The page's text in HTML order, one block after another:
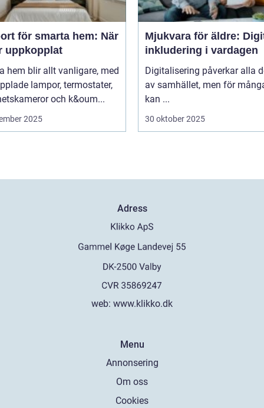
för smarta hem: När
uppkopplat
hem blir allt vanligare, med
lampor, termostater,
och k&oum...
2025
Mjukvara för äldre:
inkludering i vardagen
Digitalisering påverkar alla
av samhället, men för
kan ...
30 oktober 2025
Adress
web: www.klikko.dk
Menu
Annonsering
Om oss
Cookies